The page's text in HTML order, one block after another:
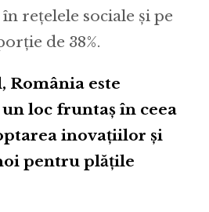
rețelele sociale și pe
de 38%.
România este
loc fruntaș în ceea
inovațiilor și
pentru plățile